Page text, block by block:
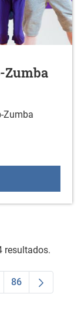
Zumba
de
resultados.
TAB paraintermedias
Página
86